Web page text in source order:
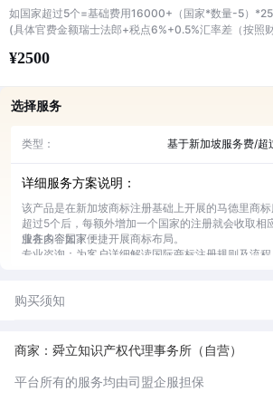
如国家超过5个=基础费用16000+（国家*数量-5）
(具体官费金额瑞士法郎+税点6%+0.5%汇率差（按照
¥2500
选择服务
类型： 基于新加坡服务费/超
详细服务方案说明：
该产品是在新加坡商标注册基础上开展的马德里商
超过5个后，每额外增加一个国家的注册就会收取相
业在多个国家便捷开展商标布局。
服务内容如下：
专业咨询：为客户详细解读国际商标注册规则及流程
沟通协调：与官方机构保持有效沟通，及时解决注册
购买须知
商家：舜立知识产权代理事务所（自营）
平台所有的服务均由司盟企服担保